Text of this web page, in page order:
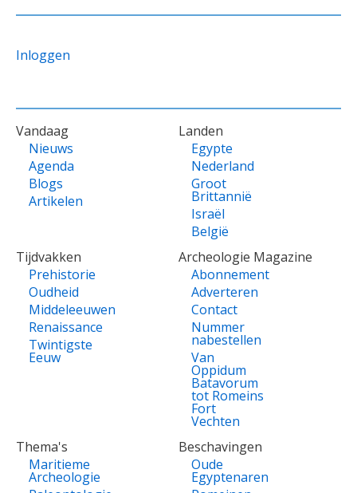
Inloggen
VOET
Vandaag
Nieuws
Agenda
Blogs
Artikelen
Landen
Egypte
Nederland
Groot
Brittannië
Israël
België
Tijdvakken
Prehistorie
Oudheid
Middeleeuwen
Renaissance
Twintigste
Eeuw
Archeologie Magazine
Abonnement
Adverteren
Contact
Nummer
nabestellen
Van
Oppidum
Batavorum
tot Romeins
Fort
Vechten
Thema's
Maritieme
Archeologie
Beschavingen
Oude
Egyptenaren